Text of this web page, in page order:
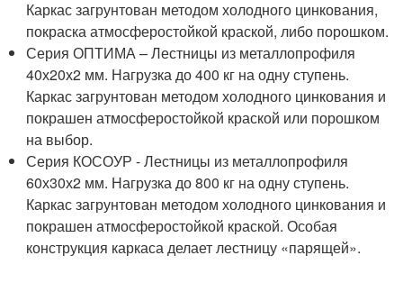
Каркас загрунтован методом холодного цинкования,
покраска атмосферостойкой краской, либо порошком.
Серия ОПТИМА – Лестницы из металлопрофиля
40х20х2 мм. Нагрузка до 400 кг на одну ступень.
Каркас загрунтован методом холодного цинкования и
покрашен атмосферостойкой краской или порошком
на выбор.
Серия КОСОУР - Лестницы из металлопрофиля
60х30х2 мм. Нагрузка до 800 кг на одну ступень.
Каркас загрунтован методом холодного цинкования и
покрашен атмосферостойкой краской. Особая
конструкция каркаса делает лестницу «парящей».